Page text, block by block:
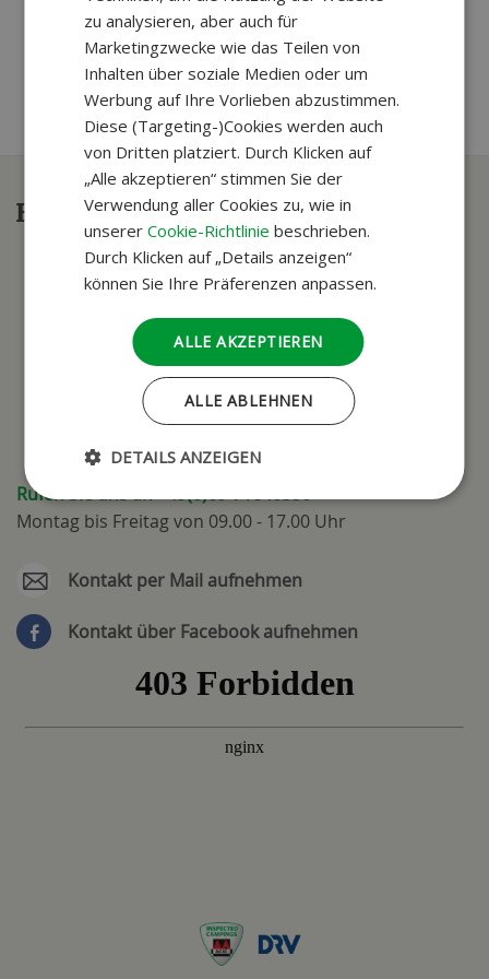
Haben Sie Fragen?
Rufen Sie uns an +49(0)69-71040350
Montag bis Freitag von 09.00 - 17.00 Uhr
Kontakt per Mail aufnehmen
Kontakt über Facebook aufnehmen
zu analysieren, aber auch für
Marketingzwecke wie das Teilen von
Inhalten über soziale Medien oder um
Werbung auf Ihre Vorlieben abzustimmen.
Diese (Targeting-)Cookies werden auch
von Dritten platziert. Durch Klicken auf
„Alle akzeptieren“ stimmen Sie der
Verwendung aller Cookies zu, wie in
unsererCookie-Richtlinie beschrieben.
Durch Klicken auf „Details anzeigen“
können Sie Ihre Präferenzen anpassen.
ALLE AKZEPTIEREN
ALLE ABLEHNEN
DETAILS ANZEIGEN